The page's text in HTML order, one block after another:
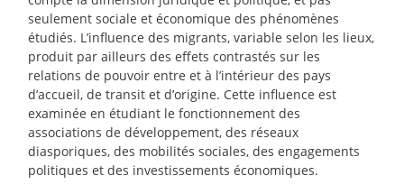
seulement sociale et économique des phénomènes
étudiés. L’influence des migrants, variable selon les lieux,
produit par ailleurs des effets contrastés sur les
relations de pouvoir entre et à l’intérieur des pays
d’accueil, de transit et d’origine. Cette influence est
examinée en étudiant le fonctionnement des
associations de développement, des réseaux
diasporiques, des mobilités sociales, des engagements
politiques et des investissements économiques.